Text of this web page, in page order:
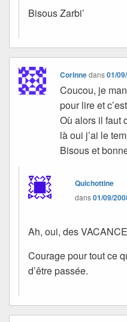
Bisous Zarbi’
Corinnedans01/
Coucou, je
pour lire et
Où alors il faut
là oui j’ai le
Bisous et
Quichottine
dans01/09/
Ah, oui, des
Courage pour tout ce
d’être passée.